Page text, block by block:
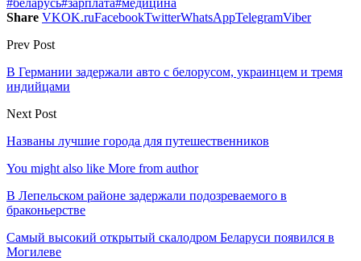
Share VKOK.ruFacebookTwitterWhatsAppTelegramViber
Prev Post
В Германии задержали авто с белорусом, украинцем и тремя
индийцами
Next Post
Названы лучшие города для путешественников
You might also like More from author
В Лепельском районе задержали подозреваемого в
браконьерстве
Самый высокий открытый скалодром Беларуси появился в
Могилеве